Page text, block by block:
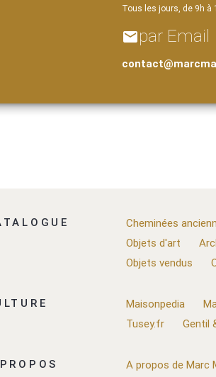
Tous les jours, de 9h à
emailpar Email
Cheminées
Objets d'art
Objets vendus
Maisonpedia
Tusey.fr
Gentil
A propos de Marc